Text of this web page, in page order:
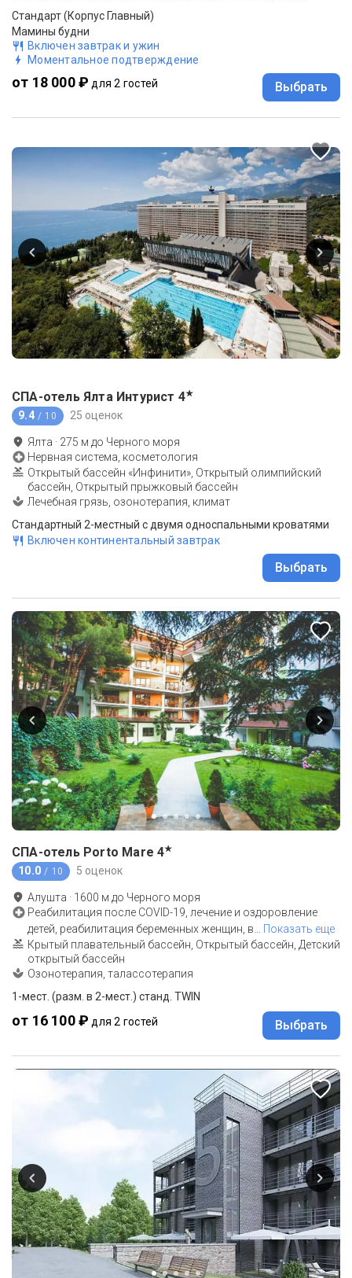
Стандарт (Корпус Главный)
Мамины будни
Включен завтрак и ужин
Моментальное подтверждение
от 18 000 ₽ для 2 гостей Выбрать
СПА-отель Ялта Интурист 4★
9.4 / 10 25 оценок
Ялта · 275 м до Черного моря
Нервная система, косметология
Открытый бассейн «Инфинити», Открытый олимпийский
бассейн, Открытый прыжковый бассейн
Лечебная грязь, озонотерапия, климат
Стандартный 2-местный с двумя односпальными кроватями
Включен континентальный завтрак
Выбрать
СПА-отель Porto Mare 4★
10.0 / 10 5 оценок
Алушта · 1600 м до Черного моря
Реабилитация после COVID-19, лечение и оздоровление
детей, реабилитация беременных женщин, в
Показать еще
Крытый плавательный бассейн, Открытый бассейн, Детский
открытый бассейн
Озонотерапия, талассотерапия
1-мест. (разм. в 2-мест.) станд. TWIN
от 16 100 ₽ для 2 гостей Выбрать